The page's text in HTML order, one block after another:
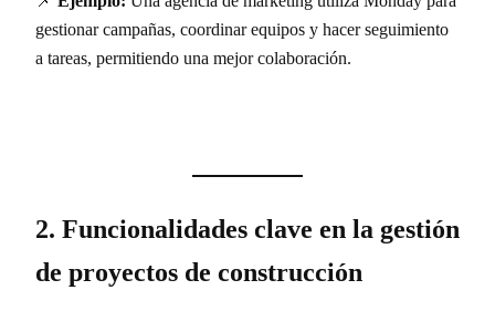
gestionar campañas, coordinar equipos y hacer seguimiento
a tareas, permitiendo una mejor colaboración.
2. Funcionalidades clave en la gestión
de proyectos de construcción